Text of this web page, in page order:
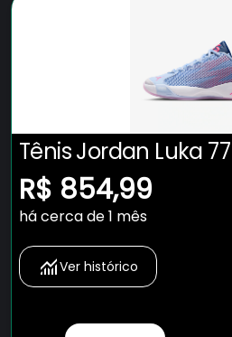
Tênis Jordan Luka
R$ 854,99
há cerca de 1 mês
Ver histórico